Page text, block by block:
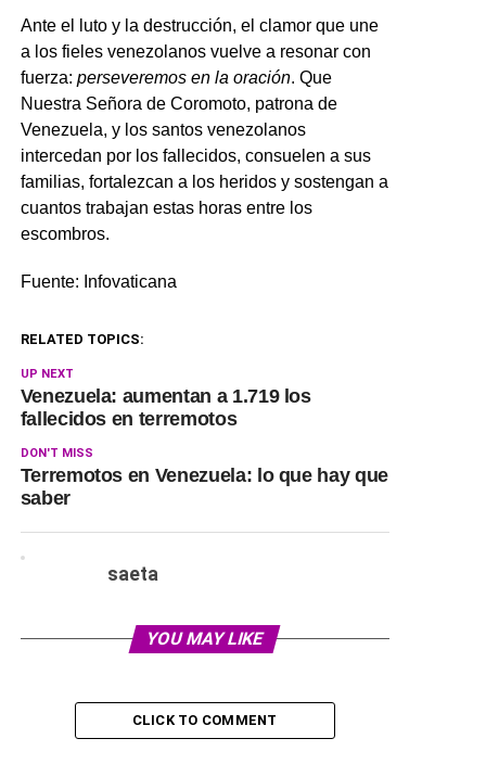
Ante el luto y la destrucción, el clamor que une
a los fieles venezolanos vuelve a resonar con
fuerza: perseveremos en la oración. Que
Nuestra Señora de Coromoto, patrona de
Venezuela, y los santos venezolanos
intercedan por los fallecidos, consuelen a sus
familias, fortalezcan a los heridos y sostengan a
cuantos trabajan estas horas entre los
escombros.
Fuente: Infovaticana
RELATED TOPICS:
UP NEXT
Venezuela: aumentan a 1.719 los
fallecidos en terremotos
DON'T MISS
Terremotos en Venezuela: lo que hay que
saber
saeta
YOU MAY LIKE
CLICK TO COMMENT